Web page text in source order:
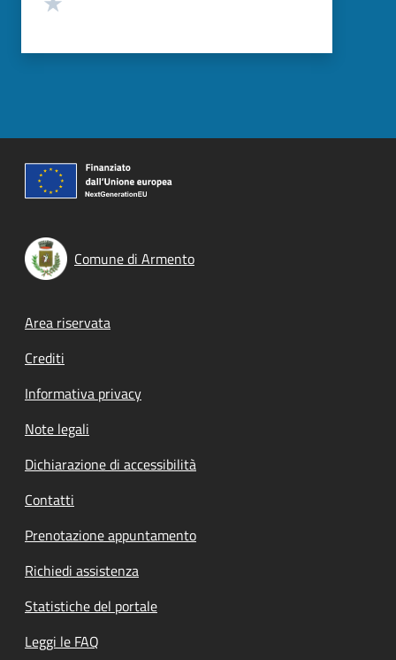
Comune di Armento
Footer menu
Area riservata
Crediti
Informativa privacy
Note legali
Dichiarazione di accessibilità
Contatti
Prenotazione appuntamento
Richiedi assistenza
Statistiche del portale
Leggi le FAQ